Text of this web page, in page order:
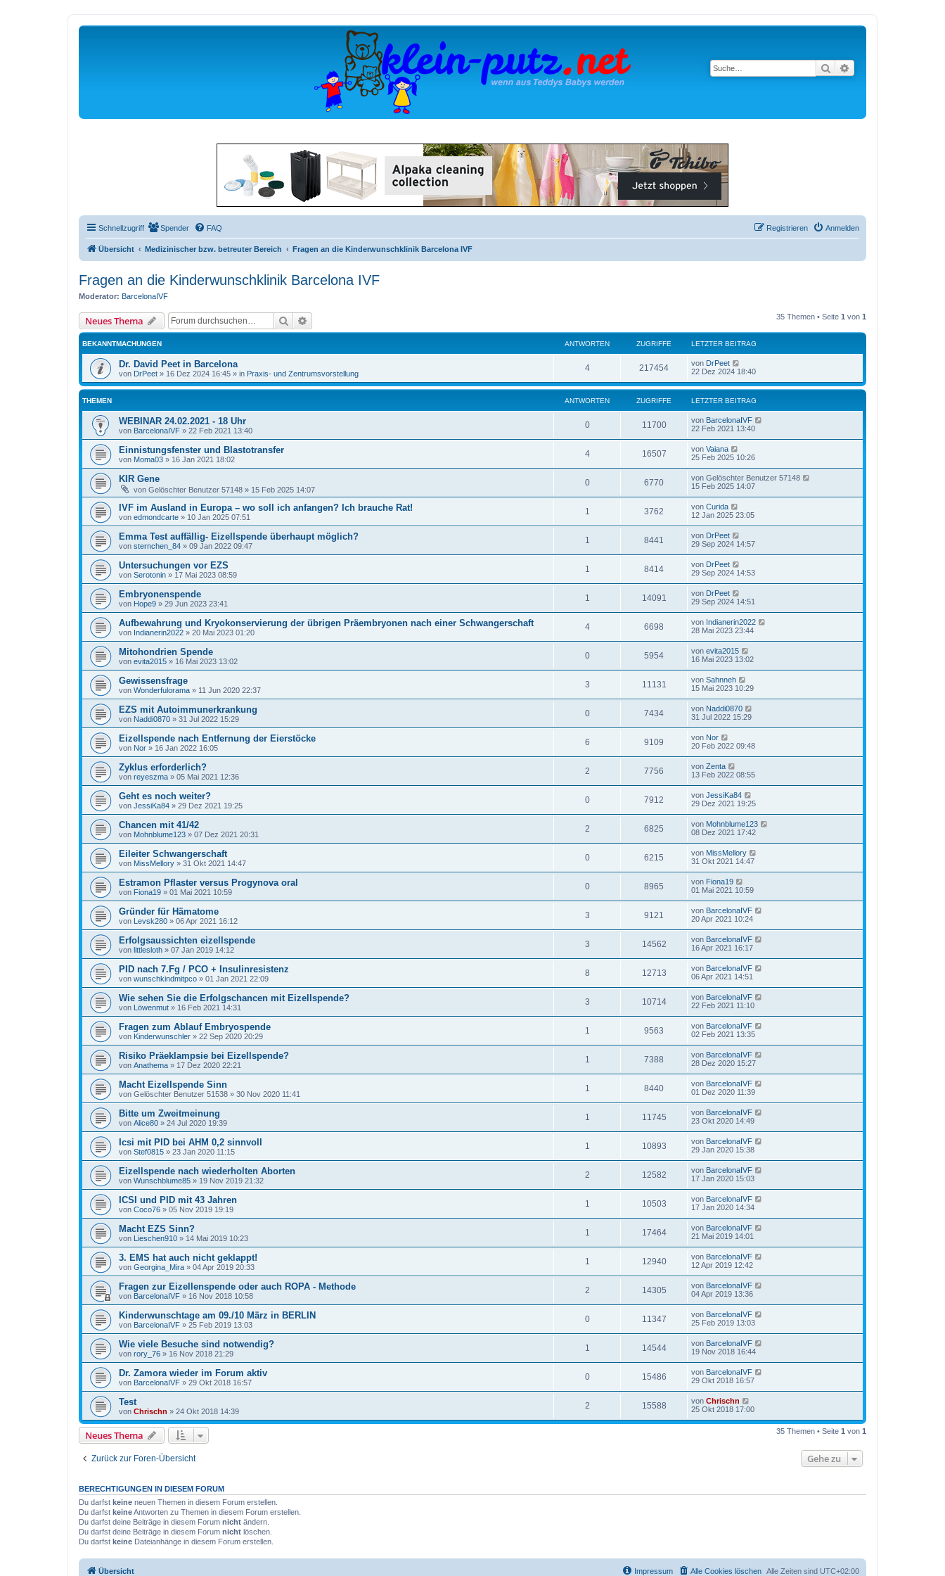
Suche
Schnellzugriff Spender FAQ Anmelden
Registrieren
Übersicht Medizinischer bzw. betreuter Bereich Fragen an die Kinderwunschklinik Barcelona IVF
Fragen an die Kinderwunschklinik Barcelona IVF
Moderator: BarcelonaIVF
Neues Thema Suche 35 Themen • Seite 1 von 1
BEKANNTMACHUNGEN ANTWORTEN ZUGRIFFE LETZTER BEITRAG
Dr. David Peet in Barcelona
von DrPeet » 16 Dez 2024 16:45 » in Praxis- und Zentrumsvorstellung
4 217454 von DrPeet
22 Dez 2024 18:40
THEMEN ANTWORTEN ZUGRIFFE LETZTER BEITRAG
WEBINAR 24.02.2021 - 18 Uhr
von BarcelonaIVF » 22 Feb 2021 13:40
0 11700 von BarcelonaIVF
22 Feb 2021 13:40
Einnistungsfenster und Blastotransfer
von Moma03 » 16 Jan 2021 18:02
4 16507 von Vaiana
25 Feb 2025 10:26
KIR Gene
von Gelöschter Benutzer 57148 » 15 Feb 2025 14:07
0 6770 von Gelöschter Benutzer 57148
15 Feb 2025 14:07
IVF im Ausland in Europa – wo soll ich anfangen? Ich brauche Rat!
von edmondcarte » 10 Jan 2025 07:51
1 3762 von Curida
12 Jan 2025 23:05
Emma Test auffällig- Eizellspende überhaupt möglich?
von sternchen_84 » 09 Jan 2022 09:47
1 8441 von DrPeet
29 Sep 2024 14:57
Untersuchungen vor EZS
von Serotonin » 17 Mai 2023 08:59
1 8414 von DrPeet
29 Sep 2024 14:53
Embryonenspende
von Hope9 » 29 Jun 2023 23:41
1 14091 von DrPeet
29 Sep 2024 14:51
Aufbewahrung und Kryokonservierung der übrigen Präembryonen nach einer Schwangerschaft
von Indianerin2022 » 20 Mai 2023 01:20
4 6698 von Indianerin2022
28 Mai 2023 23:44
Mitohondrien Spende
von evita2015 » 16 Mai 2023 13:02
0 5954 von evita2015
16 Mai 2023 13:02
Gewissensfrage
von Wonderfulorama » 11 Jun 2020 22:37
3 11131 von Sahnneh
15 Mai 2023 10:29
EZS mit Autoimmunerkrankung
von Naddi0870 » 31 Jul 2022 15:29
0 7434 von Naddi0870
31 Jul 2022 15:29
Eizellspende nach Entfernung der Eierstöcke
von Nor » 16 Jan 2022 16:05
6 9109 von Nor
20 Feb 2022 09:48
Zyklus erforderlich?
von reyeszma » 05 Mai 2021 12:36
2 7756 von Zenta
13 Feb 2022 08:55
Geht es noch weiter?
von JessiKa84 » 29 Dez 2021 19:25
0 7912 von JessiKa84
29 Dez 2021 19:25
Chancen mit 41/42
von Mohnblume123 » 07 Dez 2021 20:31
2 6825 von Mohnblume123
08 Dez 2021 17:42
Eileiter Schwangerschaft
von MissMellory » 31 Okt 2021 14:47
0 6215 von MissMellory
31 Okt 2021 14:47
Estramon Pflaster versus Progynova oral
von Fiona19 » 01 Mai 2021 10:59
0 8965 von Fiona19
01 Mai 2021 10:59
Gründer für Hämatome
von Levsk280 » 06 Apr 2021 16:12
3 9121 von BarcelonaIVF
20 Apr 2021 10:24
Erfolgsaussichten eizellspende
von littlesloth » 07 Jan 2019 14:12
3 14562 von BarcelonaIVF
16 Apr 2021 16:17
PID nach 7.Fg / PCO + Insulinresistenz
von wunschkindmitpco » 01 Jan 2021 22:09
8 12713 von BarcelonaIVF
06 Apr 2021 14:51
Wie sehen Sie die Erfolgschancen mit Eizellspende?
von Löwenmut » 16 Feb 2021 14:31
3 10714 von BarcelonaIVF
22 Feb 2021 11:10
Fragen zum Ablauf Embryospende
von Kinderwunschler » 22 Sep 2020 20:29
1 9563 von BarcelonaIVF
02 Feb 2021 13:35
Risiko Präeklampsie bei Eizellspende?
von Anathema » 17 Dez 2020 22:21
1 7388 von BarcelonaIVF
28 Dez 2020 15:27
Macht Eizellspende Sinn
von Gelöschter Benutzer 51538 » 30 Nov 2020 11:41
1 8440 von BarcelonaIVF
01 Dez 2020 11:39
Bitte um Zweitmeinung
von Alice80 » 24 Jul 2020 19:39
1 11745 von BarcelonaIVF
23 Okt 2020 14:49
Icsi mit PID bei AHM 0,2 sinnvoll
von Stef0815 » 23 Jan 2020 11:15
1 10893 von BarcelonaIVF
29 Jan 2020 15:38
Eizellspende nach wiederholten Aborten
von Wunschblume85 » 19 Nov 2019 21:32
2 12582 von BarcelonaIVF
17 Jan 2020 15:03
ICSI und PID mit 43 Jahren
von Coco76 » 05 Nov 2019 19:19
1 10503 von BarcelonaIVF
17 Jan 2020 14:34
Macht EZS Sinn?
von Lieschen910 » 14 Mai 2019 10:23
1 17464 von BarcelonaIVF
21 Mai 2019 14:01
3. EMS hat auch nicht geklappt!
von Georgina_Mira » 04 Apr 2019 20:33
1 12940 von BarcelonaIVF
12 Apr 2019 12:42
Fragen zur Eizellenspende oder auch ROPA - Methode
von BarcelonaIVF » 16 Nov 2018 10:58
2 14305 von BarcelonaIVF
04 Apr 2019 13:36
Kinderwunschtage am 09./10 März in BERLIN
von BarcelonaIVF » 25 Feb 2019 13:03
0 11347 von BarcelonaIVF
25 Feb 2019 13:03
Wie viele Besuche sind notwendig?
von rory_76 » 16 Nov 2018 21:29
1 14544 von BarcelonaIVF
19 Nov 2018 16:44
Dr. Zamora wieder im Forum aktiv
von BarcelonaIVF » 29 Okt 2018 16:57
0 15486 von BarcelonaIVF
29 Okt 2018 16:57
Test
von Chrischn » 24 Okt 2018 14:39
2 15588 von Chrischn
25 Okt 2018 17:00
Neues Thema 35 Themen • Seite 1 von 1
Zurück zur Foren-Übersicht Gehe zu
BERECHTIGUNGEN IN DIESEM FORUM
Du darfst keine neuen Themen in diesem Forum erstellen.
Du darfst keineAntworten zu Themen in diesem Forum erstellen.
Du darfst deine Beiträge in diesem Forum nicht ändern.
Du darfst deine Beiträge in diesem Forum nicht löschen.
Du darfst keine Dateianhänge in diesem Forum erstellen.
Übersicht Alle Zeiten sind UTC+02:00
Alle Cookies löschen
Impressum